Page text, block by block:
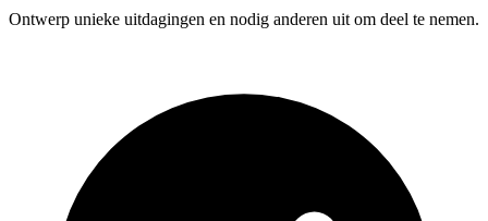
Ontwerp unieke uitdagingen en nodig anderen uit om deel te nemen.